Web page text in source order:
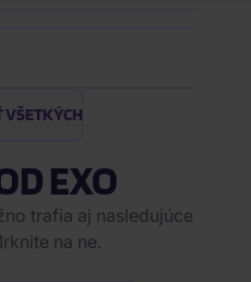
VŠETKÝCH
EXO
trafia aj nasledujúce
na ne.